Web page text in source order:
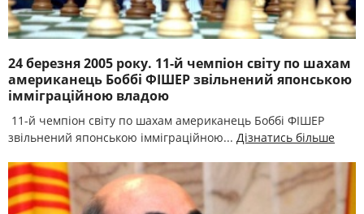
24 березня 2005 року. 11-й чемпіон світу по шахам
американець Боббі ФІШЕР звільнений японською
імміграційною владою
11-й чемпіон світу по шахам американець Боббі ФІШЕР
звільнений японською імміграційною... Дізнатись більше